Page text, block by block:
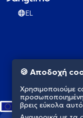
EL
🍪 Αποδοχή
Χρησιμοποιούμε
βρεις εύκολα